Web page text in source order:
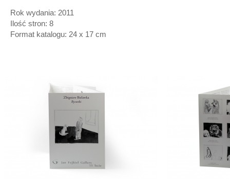
Rok wydania: 2011
Ilość stron: 8
Format katalogu: 24 x 17 cm